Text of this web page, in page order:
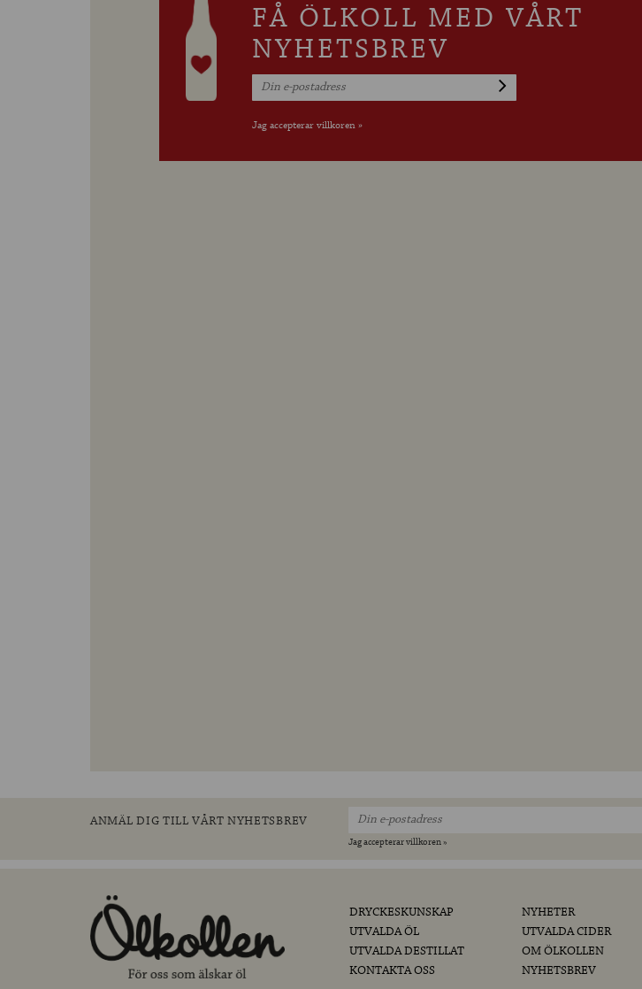
FÅ ÖLKOLL MED VÅRT
NYHETSBREV
Jag accepterar villkoren »
ANMÄL DIG TILL VÅRT NYHETSBREV
Jag accepterar villkoren »
DRYCKESKUNSKAP
UTVALDA ÖL
UTVALDA DESTILLAT
KONTAKTA OSS
NYHETER
UTVALDA CIDER
OM ÖLKOLLEN
NYHETSBREV